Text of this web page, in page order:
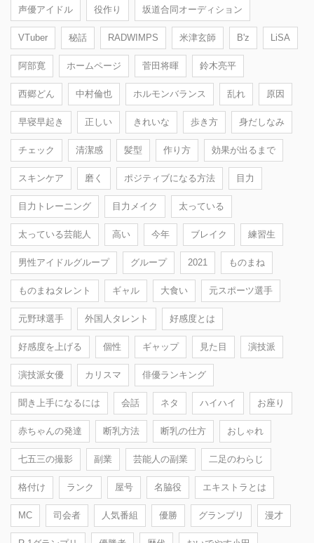
声優アイドル 役作り 坂道合同オーディション
VTuber 秘話 RADWIMPS 米津玄師 B'z LiSA
阿部寛 ホームページ 菅田将暉 鈴木亮平
西郷どん 中村倫也 ホルモンバランス 乱れ 原因
早寝早起き 正しい きれいな 歩き方 身だしなみ
チェック 清潔感 髪型 作り方 効果が出るまで
スキンケア 磨く ポジティブになる方法 目力
目力トレーニング 目力メイク 太っている
太っている芸能人 高い 今年 ブレイク 練習生
男性アイドルグループ グループ 2021 ものまね
ものまねタレント ギャル 大食い 元スポーツ選手
元野球選手 外国人タレント 好感度とは
好感度を上げる 個性 ギャップ 見た目 演技派
演技派女優 カリスマ 俳優ランキング
聞き上手になるには 会話 ネタ ハイハイ お座り
赤ちゃんの発達 断乳方法 断乳の仕方 おしゃれ
七五三の撮影 副業 芸能人の副業 二足のわらじ
格付け ランク 屋号 名脇役 エキストラとは
MC 司会者 人気番組 優勝 グランプリ 漫才